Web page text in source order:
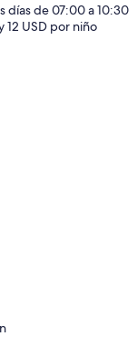
días de 07:00 a 10:30
12 USD por niño